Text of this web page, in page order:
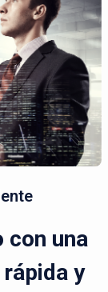
con una
y